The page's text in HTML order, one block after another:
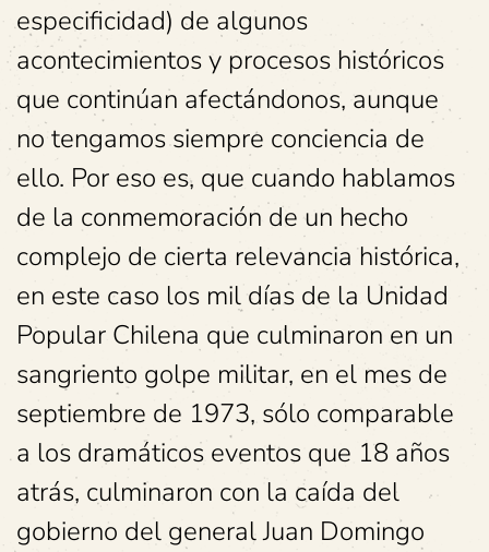
especificidad) de algunos
acontecimientos y procesos históricos
que continúan afectándonos, aunque
no tengamos siempre conciencia de
ello. Por eso es, que cuando hablamos
de la conmemoración de un hecho
complejo de cierta relevancia histórica,
en este caso los mil días de la Unidad
Popular Chilena que culminaron en un
sangriento golpe militar, en el mes de
septiembre de 1973, sólo comparable
a los dramáticos eventos que 18 años
atrás, culminaron con la caída del
gobierno del general Juan Domingo